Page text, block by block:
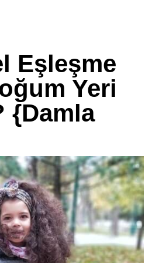
Eşleşme
Yeri
{Damla